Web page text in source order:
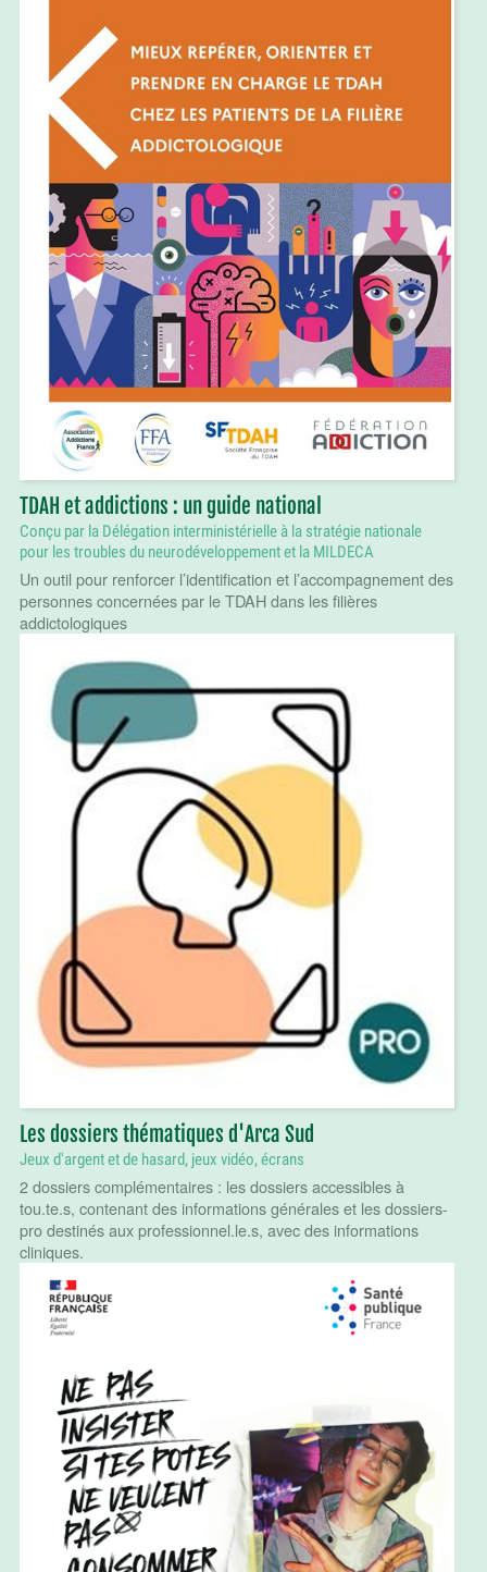
TDAH et addictions : un guide national
Conçu par la Délégation interministérielle à la stratégie nationale
pour les troubles du neurodéveloppement et la MILDECA
Un outil pour renforcer l’identification et l’accompagnement des
personnes concernées par le TDAH dans les filières
addictologiques
Les dossiers thématiques d'Arca Sud
Jeux d'argent et de hasard, jeux vidéo, écrans
2 dossiers complémentaires : les dossiers accessibles à
tou.te.s, contenant des informations générales et les dossiers-
pro destinés aux professionnel.le.s, avec des informations
cliniques.